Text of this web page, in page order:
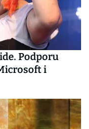
Podporu
i